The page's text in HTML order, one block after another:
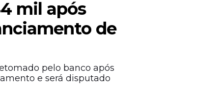
mil após
de
pelo banco após
e será disputado